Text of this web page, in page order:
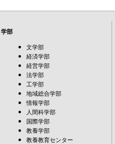
学部
文学部
経済学部
経営学部
法学部
工学部
地域総合学部
情報学部
人間科学部
国際学部
教養学部
教養教育センター